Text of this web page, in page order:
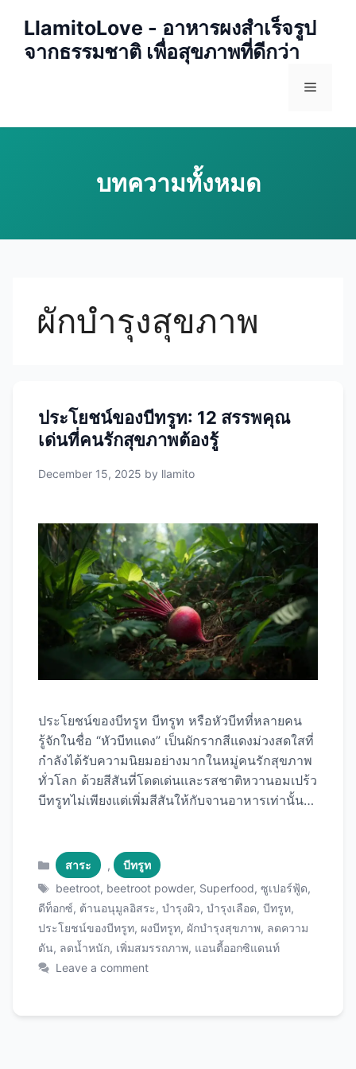
content
LlamitoLove - อาหารผงสำเร็จรูป
จากธรรมชาติ เพื่อสุขภาพที่ดีกว่า
Menu
ผักบำรุงสุขภาพ
ประโยชน์ของบีทรูท: 12 สรรพคุณ
เด่นที่คนรักสุขภาพต้องรู้
December 15, 2025 by llamito
ประโยชน์ของบีทรูท บีทรูท หรือหัวบีทที่หลายคน
รู้จักในชื่อ “หัวบีทแดง” เป็นผักรากสีแดงม่วงสดใสที่
กำลังได้รับความนิยมอย่างมากในหมู่คนรักสุขภาพ
ทั่วโลก ด้วยสีสันที่โดดเด่นและรสชาติหวานอมเปร้ว
บีทรูทไม่เพียงแต่เพิ่มสีสันให้กับจานอาหารเท่านั้น
งบีทรูท ทั้ง 12 ข้อที่จะทำให้คุณอยากเพิ่มผักชนิดนี้
เข้าไปในรายการอาหารประจำวันของคุณทันที
พร้อมวิธีการบริโภคที่หลากหลายเพื่อให้คุณได้รับ
ประโยชน์สูงสุด บีทรูทคืออะไร? บีทรูท (Beetroot)
หรือชื่อวิทยาศาสตร์ Beta vulgaris เป็นผักรากที่มี
ถิ่นกำเนิดในแถบทะเลเมดิเตอร์เรเนียน มีลักษณะ
ชาวโรมันโบราณใช้บีทรูททั้งเป็นอาหารและยา
Categories
สาระ ,
บีทรูท
Tags
beetroot, beetroot powder, Superfood,ซูเปอร์ฟู้ด,
ดีท็อกซ์, ต้านอนุมูลอิสระ, บำรุงผิว, บำรุงเลือด, บีทรูท,
ประโยชน์ของบีทรูท, ผงบีทรูท, ผักบำรุงสุขภาพ, ลดความ
ดัน, ลดน้ำหนัก, เพิ่มสมรรถภาพ, แอนตี้ออกซิแดนท์
Leave a comment